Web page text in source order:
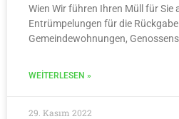
Wien Wir führen Ihren Müll für Sie
Entrümpelungen für die
Gemeindewohnungen,
WEITERLESEN »
29. Kasım 2022